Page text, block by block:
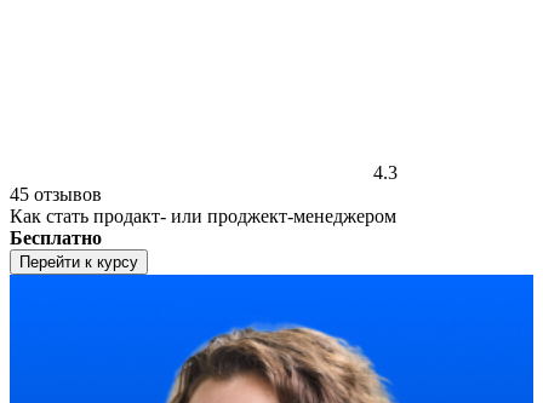
4.3
45 отзывов
Как стать продакт- или проджект-менеджером
Бесплатно
Перейти к курсу